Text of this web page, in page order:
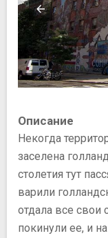
Описание
Некогда
заселена
столетия тут
варили
отдала все свои
покинули ее, и